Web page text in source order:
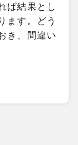
ば結果とし
ます。どう
き、間違い